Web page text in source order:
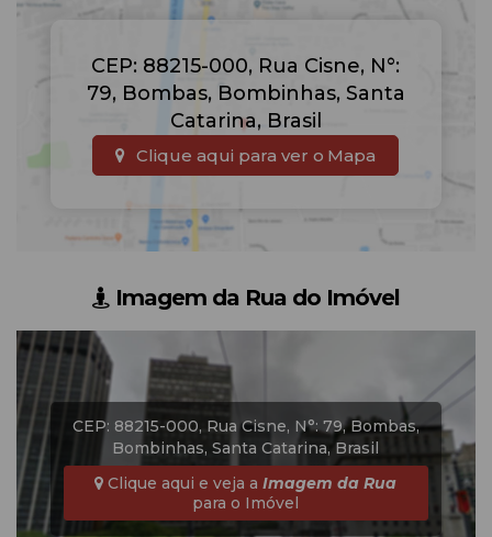
CEP: 88215-000, Rua Cisne, N°:
79, Bombas, Bombinhas, Santa
Catarina, Brasil
Clique aqui para ver o Mapa
Imagem da Rua do Imóvel
CEP: 88215-000, Rua Cisne, N°: 79,Bombas,
Bombinhas,Santa Catarina, Brasil
Clique aqui e veja aImagem da Rua
para o Imóvel